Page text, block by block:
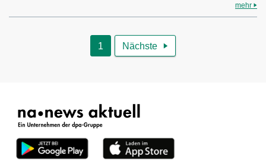
mehr
1 Nächste 